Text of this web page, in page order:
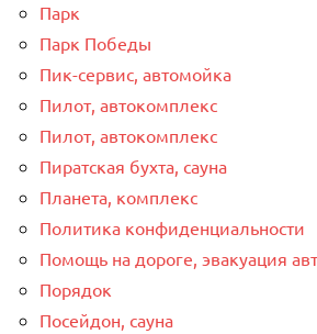
Парк
Парк Победы
Пик-сервис, автомойка
Пилот, автокомплекс
Пилот, автокомплекс
Пиратская бухта, сауна
Планета, комплекс
Политика конфиденциальности
Помощь на дороге, эвакуация
Порядок
Посейдон, сауна